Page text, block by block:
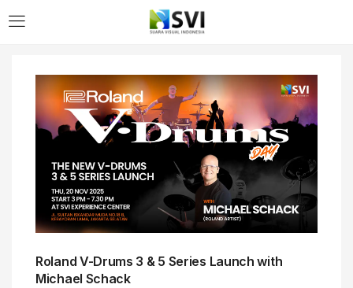
Roland V-Drums 3 & 5 Series Launch with
Michael Schack